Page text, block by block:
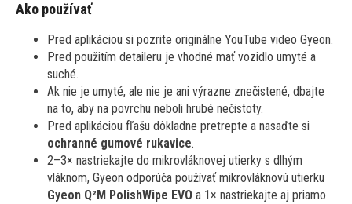
Ako používať
Pred aplikáciou si pozrite originálne YouTube video Gyeon.
Pred použitím detaileru je vhodné mať vozidlo umyté a
suché.
Ak nie je umyté, ale nie je ani výrazne znečistené, dbajte
na to, aby na povrchu neboli hrubé nečistoty.
Pred aplikáciou fľašu dôkladne pretrepte a nasaďte si
ochranné gumové rukavice.
2–3× nastriekajte do mikrovláknovej utierky s dlhým
vláknom, Gyeon odporúča používať mikrovláknovú utierku
Gyeon Q²M PolishWipe EVO a 1× nastriekajte aj priamo